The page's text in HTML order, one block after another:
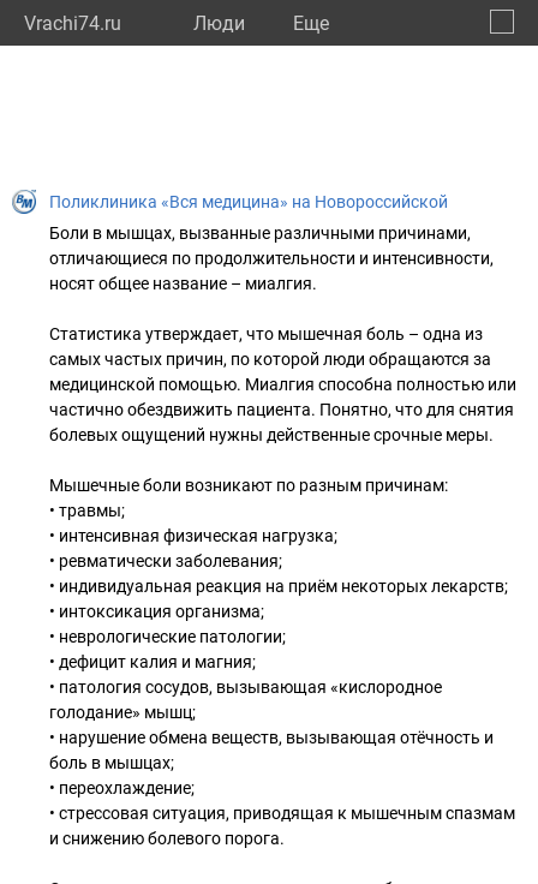
Vrachi74.ru Люди Eще
Поликлиника «Вся медицина» на Новороссийской
Боли в мышцах, вызванные различными причинами,
отличающиеся по продолжительности и интенсивности,
носят общее название – миалгия.
Статистика утверждает, что мышечная боль – одна из
самых частых причин, по которой люди обращаются за
медицинской помощью. Миалгия способна полностью или
частично обездвижить пациента. Понятно, что для снятия
болевых ощущений нужны действенные срочные меры.
Мышечные боли возникают по разным причинам:
• травмы;
• интенсивная физическая нагрузка;
• ревматически заболевания;
• индивидуальная реакция на приём некоторых лекарств;
• интоксикация организма;
• неврологические патологии;
• дефицит калия и магния;
• патология сосудов, вызывающая «кислородное
голодание» мышц;
• нарушение обмена веществ, вызывающая отёчность и
боль в мышцах;
• переохлаждение;
• стрессовая ситуация, приводящая к мышечным спазмам
и снижению болевого порога.